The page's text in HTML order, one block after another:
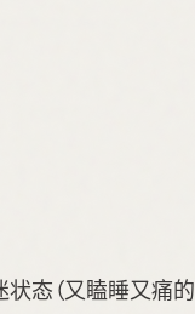
态（又瞌睡又痛的